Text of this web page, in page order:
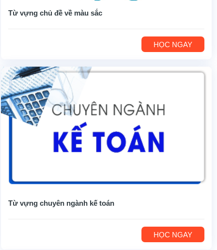
Từ vựng chủ đề về màu sắc
HỌC NGAY
Từ vựng chuyên ngành kế toán
HỌC NGAY